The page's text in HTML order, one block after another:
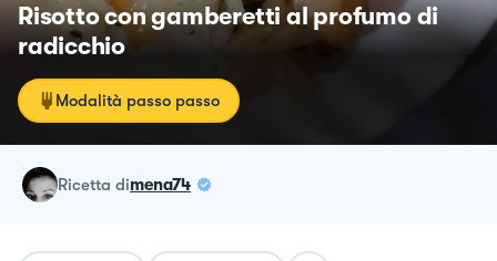
Risotto con gamberetti al profumo di
radicchio
Modalità passo passo
ricetta dimena74